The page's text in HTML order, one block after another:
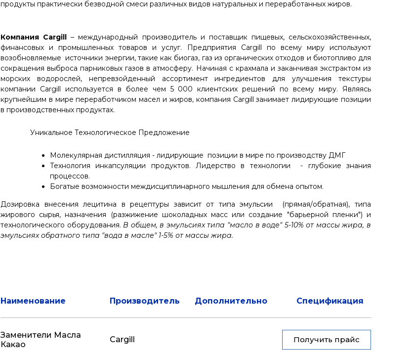
продукты практически безводной смеси различных видов натуральных и переработанных жиров.
Компания Cargill – международный производитель и поставщик пищевых, сельскохозяйственных,
финансовых и промышленных товаров и услуг. Предприятия Cargill по всему миру используют
возобновляемые источники энергии, такие как биогаз, газ из органических отходов и биотопливо для
сокращения выброса парниковых газов в атмосферу. Начиная с крахмала и заканчивая экстрактом из
морских водорослей, непревзойденный ассортимент ингредиентов для улучшения текстуры
компании Cargill используется в более чем 5 000 клиентских решений по всему миру. Являясь
крупнейшим в мире переработчиком масел и жиров, компания Cargill занимает лидирующие позиции
в производственных продуктах.
Уникальное Технологическое Предложение
Молекулярная дистилляция - лидирующие позиции в мире по производству ДМГ
Технология инкапсуляции продуктов. Лидерство в технологии - глубокие знания
процессов.
Богатые возможности междисциплинарного мышления для обмена опытом.
Дозировка внесения лецитина в рецептуры зависит от типа эмульсии (прямая/обратная), типа
жирового сырья, назначения (разжижение шоколадных масс или создание "барьерной пленки") и
технологического оборудования. В общем, в эмульсиях типа "масло в воде" 5-10% от массы жира, в
эмульсиях обратного типа "вода в масле" 1-5% от массы жира.
Наименование Производитель Дополнительно Спецификация
Заменители Масла
Какао
Cargill Получить прайс